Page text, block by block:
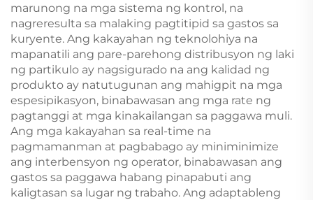
marunong na mga sistema ng kontrol, na
nagreresulta sa malaking pagtitipid sa gastos sa
kuryente. Ang kakayahan ng teknolohiya na
mapanatili ang pare-parehong distribusyon ng laki
ng partikulo ay nagsigurado na ang kalidad ng
produkto ay natutugunan ang mahigpit na mga
espesipikasyon, binabawasan ang mga rate ng
pagtanggi at mga kinakailangan sa paggawa muli.
Ang mga kakayahan sa real-time na
pagmamanman at pagbabago ay miniminimize
ang interbensyon ng operator, binabawasan ang
gastos sa paggawa habang pinapabuti ang
kaligtasan sa lugar ng trabaho. Ang adaptableng